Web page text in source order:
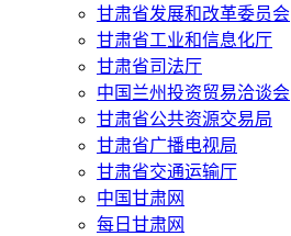
甘肃省发展和改革委员会
甘肃省工业和信息化厅
甘肃省司法厅
中国兰州投资贸易洽谈会
甘肃省公共资源交易局
甘肃省广播电视局
甘肃省交通运输厅
中国甘肃网
每日甘肃网